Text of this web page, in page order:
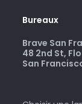
Bureaux
Brave San
48 2nd St,
San